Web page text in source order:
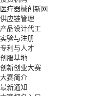
医疗器械创新网
供应链管理
产品设计代工
实验与注册
专利与人才
创服基地
创新创业大赛
大赛简介
最新通知